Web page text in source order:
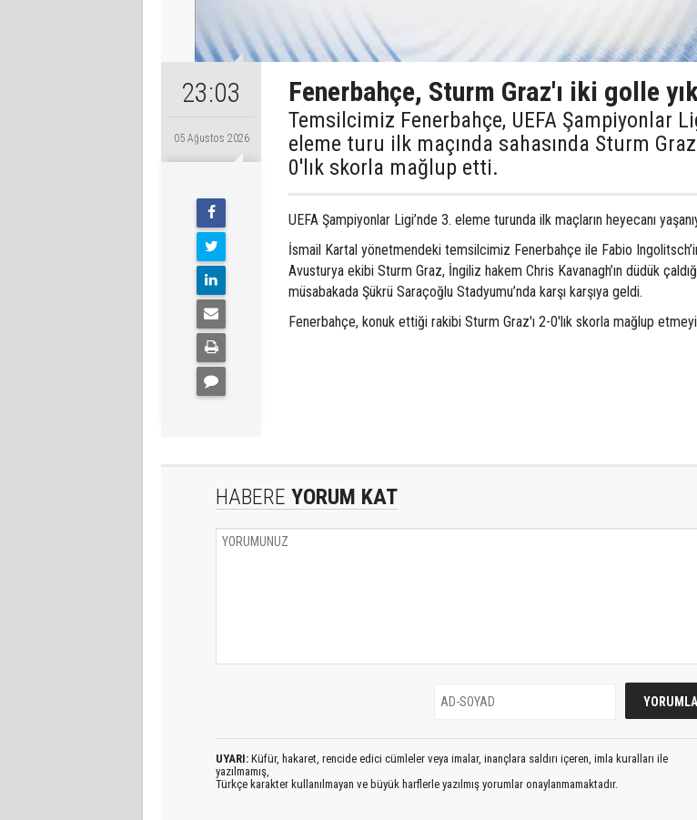
23:03
05 Ağustos 2026
Fenerbahçe, Sturm Graz'ı iki golle
Temsilcimiz Fenerbahçe, UEFA Şampiyonlar
eleme turu ilk maçında sahasında Sturm
0'lık skorla mağlup etti.
UEFA Şampiyonlar Ligi’nde 3. eleme turunda ilk maçların heyecanı
İsmail Kartal yönetmendeki temsilcimiz Fenerbahçe ile Fabio Ingolitsch’in
Avusturya ekibi Sturm Graz, İngiliz hakem Chris Kavanagh’ın düdük
müsabakada Şükrü Saraçoğlu Stadyumu’nda karşı karşıya geldi.
Fenerbahçe, konuk ettiği rakibi Sturm Graz'ı 2-0'lık skorla mağlup etmeyi
HABERE YORUM KAT
UYARI: Küfür, hakaret, rencide edici cümleler veya imalar, inançlara saldırı içeren, imla kuralları ile
yazılmamış,
Türkçe karakter kullanılmayan ve büyük harflerle yazılmış yorumlar onaylanmamaktadır.